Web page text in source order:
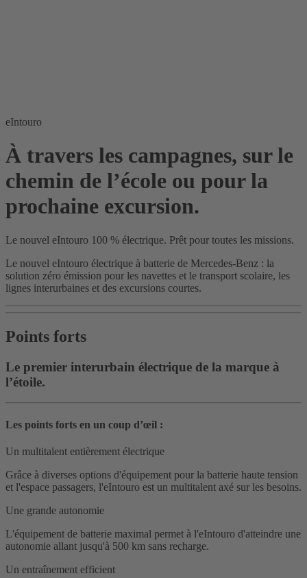
eIntouro
À travers les campagnes, sur le
chemin de l’école ou pour la
prochaine excursion.
Le nouvel eIntouro 100 % électrique. Prêt pour toutes les missions.
Le nouvel eIntouro électrique à batterie de Mercedes-Benz : la
solution zéro émission pour les navettes et le transport scolaire, les
lignes interurbaines et des excursions courtes.
Points forts
Le premier interurbain électrique de la marque à
l’étoile.
Les points forts en un coup d’œil :
Un multitalent entièrement électrique
Grâce à diverses options d'équipement pour la batterie haute tension
et l'espace passagers, l'eIntouro est un multitalent axé sur les besoins.
Une grande autonomie
L'équipement de batterie maximal permet à l'eIntouro d'atteindre une
autonomie allant jusqu'à 500 km sans recharge.
Un entraînement efficient